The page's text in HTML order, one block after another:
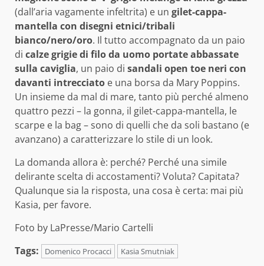
(dall’aria vagamente infeltrita) e un gilet-cappa-
mantella con disegni etnici/tribali
bianco/nero/oro. Il tutto accompagnato da un paio
di calze grigie di filo da uomo portate abbassate
sulla caviglia, un paio di sandali open toe neri con
davanti intrecciato e una borsa da Mary Poppins.
Un insieme da mal di mare, tanto più perché almeno
quattro pezzi – la gonna, il gilet-cappa-mantella, le
scarpe e la bag – sono di quelli che da soli bastano (e
avanzano) a caratterizzare lo stile di un look.
La domanda allora è: perché? Perché una simile
delirante scelta di accostamenti? Voluta? Capitata?
Qualunque sia la risposta, una cosa è certa: mai più
Kasia, per favore.
Foto by LaPresse/Mario Cartelli
Tags:
Domenico Procacci Kasia Smutniak